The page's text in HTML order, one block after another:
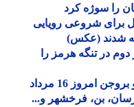
سوژه کرد
شروعی رویایی
(عکس)
تنگه هرمز را
جدول قطعی برق شهرکرد، لردگان و بروجن امروز 16 مرداد
بن، فرخشهر و...